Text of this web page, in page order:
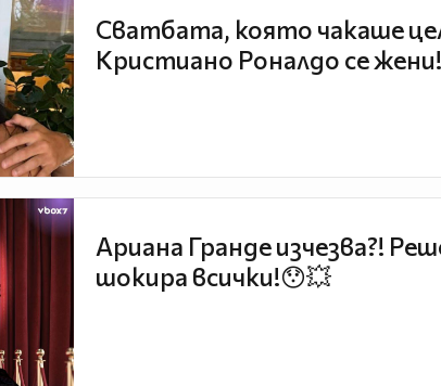
Сватбата, която чакаше
Кристиано Роналдо се
Ариана Гранде изчезва?!
шокира всички!😯💥